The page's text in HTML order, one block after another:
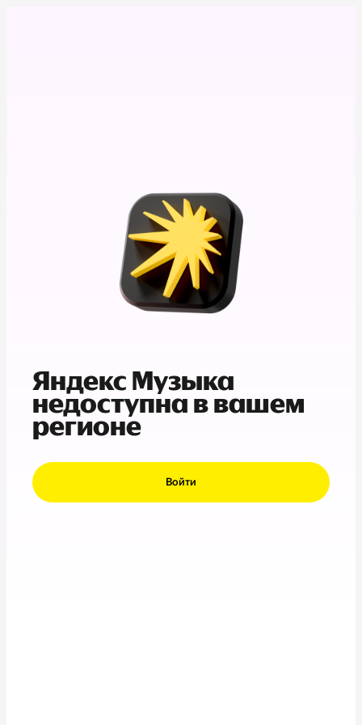
Яндекс Музыка
недоступна в вашем
регионе
Войти